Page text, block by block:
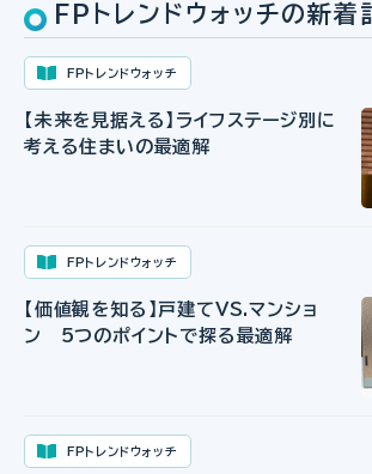
FPトレンドウォッチの新着
FPトレンドウォッチ
【未来を見据える】ライフステージ別に
考える住まいの最適解
FPトレンドウォッチ
【価値観を知る】戸建てVS.マンショ
ン 5つのポイントで探る最適解
FPトレンドウォッチ